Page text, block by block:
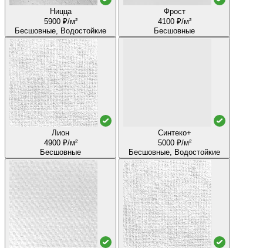
Ницца
5900 ₽/м²
Бесшовные, Водостойкие
Фрост
4100 ₽/м²
Бесшовные
Лион
4900 ₽/м²
Бесшовные
Синтеко+
5000 ₽/м²
Бесшовные, Водостойкие